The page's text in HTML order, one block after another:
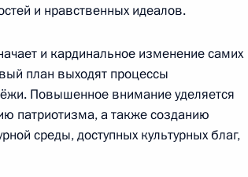
и нравственных идеалов.
и кардинальное изменение самих
план выходят процессы
Повышенное внимание уделяется
патриотизма, а также созданию
среды, доступных культурных благ,